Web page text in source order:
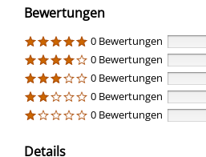
Bewertungen
0 Bewertungen
0 Bewertungen
0 Bewertungen
0 Bewertungen
0 Bewertungen
Details